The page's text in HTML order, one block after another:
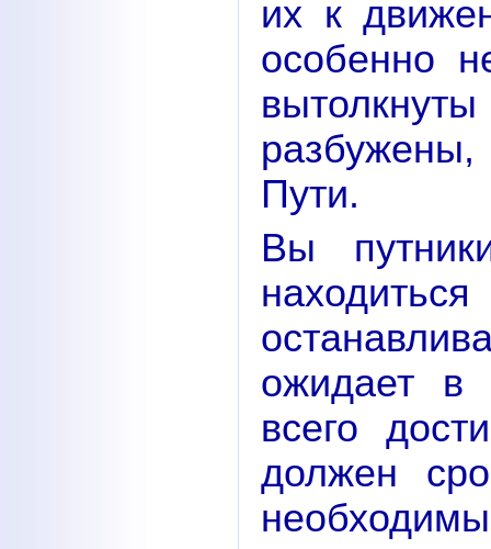
их к
особенно
Пути.
Вы
ожидает в
всего
должен